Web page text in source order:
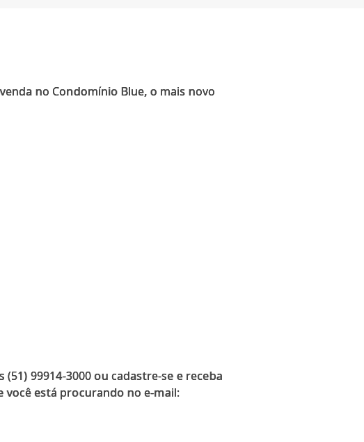
no Condomínio Blue, o mais novo
99914-3000 ou cadastre-se e receba
você está procurando no e-mail: